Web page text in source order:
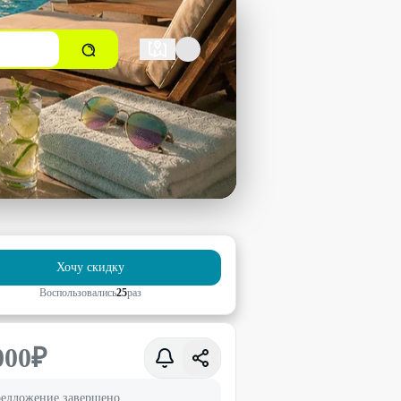
Хочу скидку
Воспользовались25раз
₽
завершено